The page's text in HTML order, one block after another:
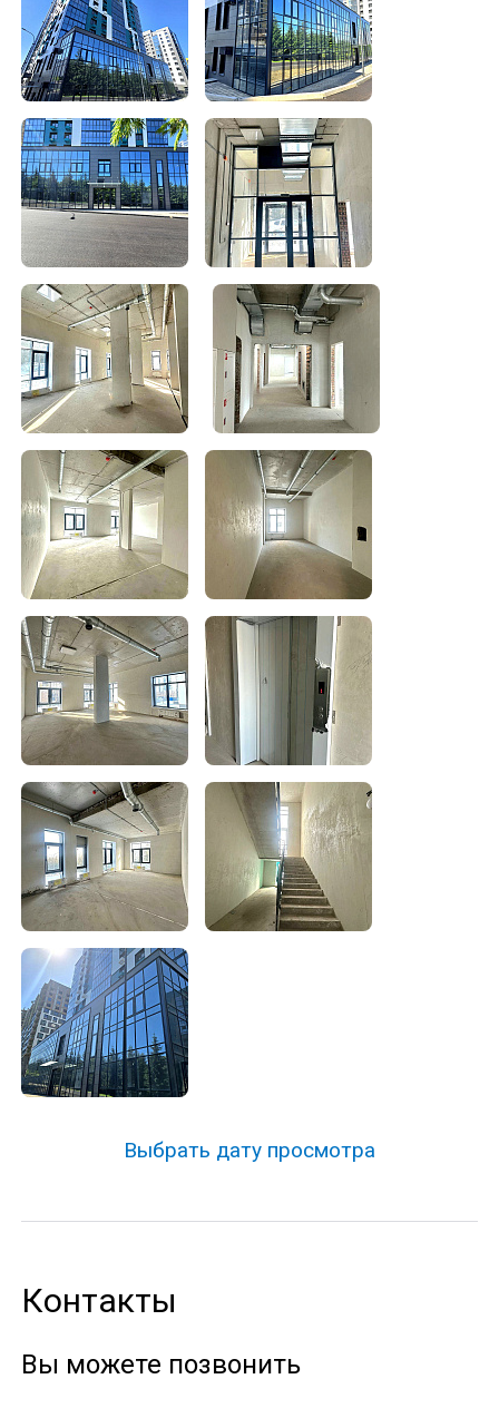
Выбрать дату просмотра
Контакты
Вы можете позвонить